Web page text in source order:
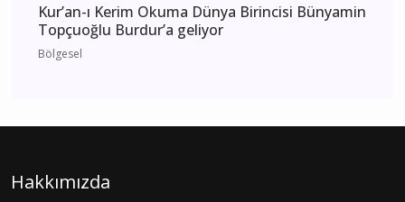
Kur’an-ı Kerim Okuma Dünya Birincisi Bünyamin
Topçuoğlu Burdur’a geliyor
Bölgesel
Hakkımızda